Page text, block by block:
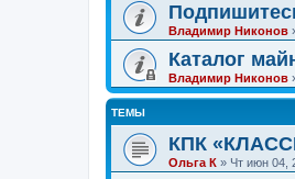
Владимир Никонов
Каталог
Владимир Никонов
ТЕМЫ
КПК
Ольга К » Чт июн 04,